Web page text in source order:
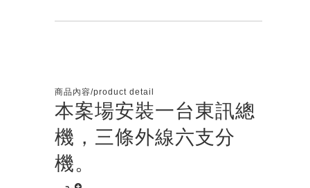
商品內容/product detail
本案場安裝一台東訊總
機，三條外線六支分
機。